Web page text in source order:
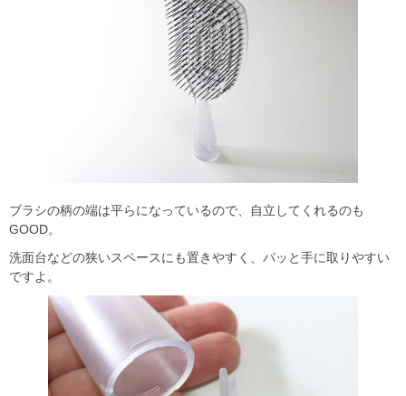
ブラシの柄の端は平らになっているので、自立してくれるのも
GOOD。
洗面台などの狭いスペースにも置きやすく、パッと手に取りやすい
ですよ。